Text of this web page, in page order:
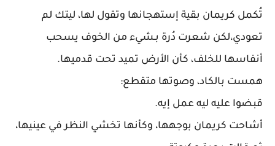
تُكمل كريمان بقية إستهجانها وتقول لها، ليتك لم
تعودي،لكن شعرت دُرة بـشيء من الخوف يسحب
أنفاسها للخلف، كأن الأرض تميد تحت قدميها.
همست بالكاد، وصوتها متقطع:
قبضوا عليه ليه عمل إيه.
أشاحت كريمان بوجهها، وكأنها تخشي النظر في عينيها،